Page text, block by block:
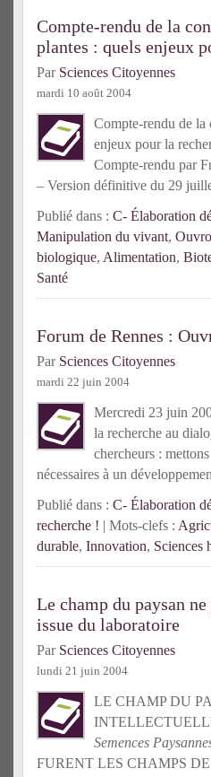
Compte-rendu de la
plantes : quels enjeux
Par Sciences Citoyennes
mardi 10 août 2004
Compte-rendu de la
enjeux pour la
Compte-rendu par
– Version définitive du 29
Publié dans : C- Élaboration
Manipulation du vivant,
biologique, Alimentation,
Santé
Forum de Rennes :
Par Sciences Citoyennes
mardi 22 juin 2004
Mercredi 23 juin
la recherche au
chercheurs :
nécessaires à un
Publié dans : C- Élaboration
recherche ! | Mots-clefs :
durable, Innovation, Sciences
Le champ du paysan
issue du laboratoire
Par Sciences Citoyennes
lundi 21 juin 2004
LE CHAMP DU
Semences
FURENT LES CHAMPS